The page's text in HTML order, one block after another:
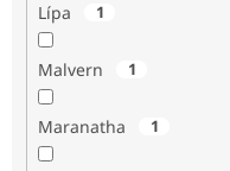
Lípa 1
Malvern 1
Maranatha 1